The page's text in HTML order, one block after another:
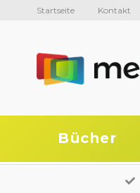
Startseite Kontakt
Bücher